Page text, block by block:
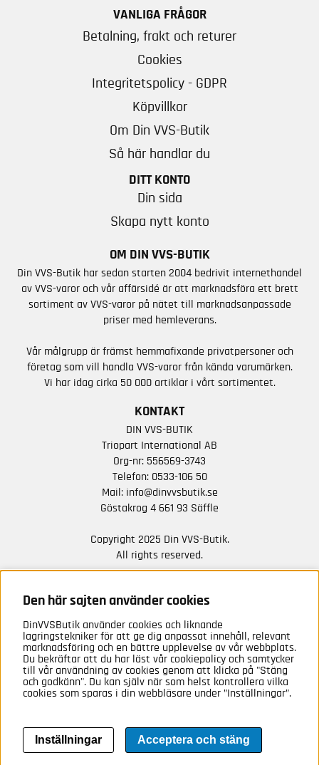
VANLIGA FRÅGOR
Betalning, frakt och returer
Cookies
Integritetspolicy - GDPR
Köpvillkor
Om Din VVS-Butik
Så här handlar du
DITT KONTO
Din sida
Skapa nytt konto
OM DIN VVS-BUTIK
Din VVS-Butik har sedan starten 2004 bedrivit internethandel
av VVS-varor och vår affärsidé är att marknadsföra ett brett
sortiment av VVS-varor på nätet till marknadsanpassade
priser med hemleverans.
Vår målgrupp är främst hemmafixande privatpersoner och
företag som vill handla VVS-varor från kända varumärken.
Vi har idag cirka 50 000 artiklar i vårt sortimentet.
KONTAKT
DIN VVS-BUTIK
Triopart International AB
Org-nr: 556569-3743
Telefon: 0533-106 50
Mail: info@dinvvsbutik.se
Göstakrog 4 661 93 Säffle
Copyright 2025 Din VVS-Butik.
All rights reserved.
NYHETER FRÅN OSS
Anmäl mig
Den här sajten använder cookies
DinVVSButik använder cookies och liknande
lagringstekniker för att ge dig anpassat innehåll, relevant
marknadsföring och en bättre upplevelse av vår webbplats.
Du bekräftar att du har läst vår cookiepolicy och samtycker
till vår användning av cookies genom att klicka på "Stäng
och godkänn". Du kan själv när som helst kontrollera vilka
cookies som sparas i din webbläsare under ”Inställningar”.
Inställningar Acceptera och stäng